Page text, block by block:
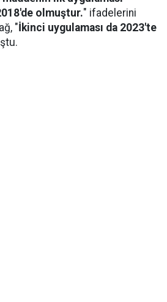
olmuştur." ifadelerini
"İkinci uygulaması da 2023'te